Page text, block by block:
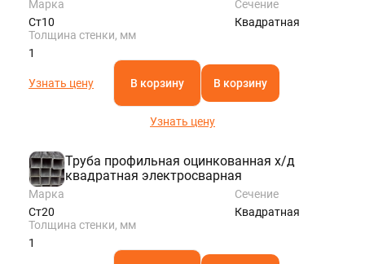
Марка
Ст10
Сечение
Квадратная
Толщина стенки, мм
1
Узнать цену В корзину В корзину
Узнать цену
Труба профильная оцинкованная х/д
квадратная электросварная
Марка
Ст20
Сечение
Квадратная
Толщина стенки, мм
1